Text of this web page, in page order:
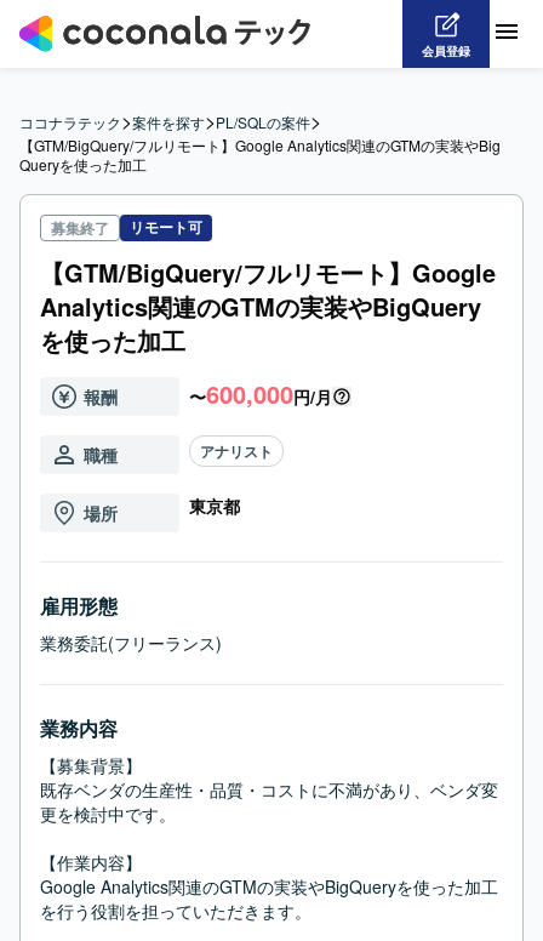
会員登録
ココナラテック>案件を探す>PL/SQLの案件>
【GTM/BigQuery/フルリモート】Google Analytics関連のGTMの実装やBig
Queryを使った加工
募集終了 リモート可
【GTM/BigQuery/フルリモート】Google
Analytics関連のGTMの実装やBigQuery
を使った加工
報酬 〜600,000円/月
職種 アナリスト
場所 東京都
雇用形態
業務委託(フリーランス)
業務内容
【募集背景】
既存ベンダの生産性・品質・コストに不満があり、ベンダ変
更を検討中です。
【作業内容】
Google Analytics関連のGTMの実装やBigQueryを使った加工
を行う役割を担っていただきます。